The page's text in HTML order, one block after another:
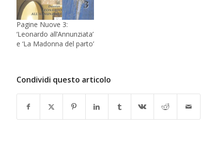
Pagine Nuove 3:
‘Leonardo all’Annunziata’
e ‘La Madonna del parto’
Condividi questo articolo